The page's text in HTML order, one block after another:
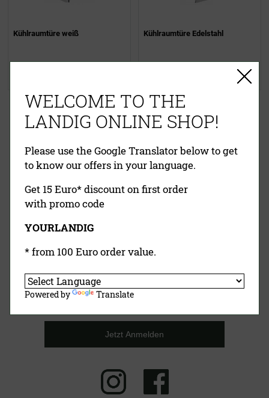
Kühlraumtüre weiß Kühlraumtüre Edelstahl
RECHNUNG VORKASSE PAYPAL
Landig Newsletter
Jetzt Anmelden
WELCOME TO THE
LANDIG ONLINE SHOP!
Please use the Google Translator below to get
to know our offers in your language.
Get 15 Euro* discount on first order
with promo code
YOURLANDIG
* from 100 Euro order value.
Powered by Translate